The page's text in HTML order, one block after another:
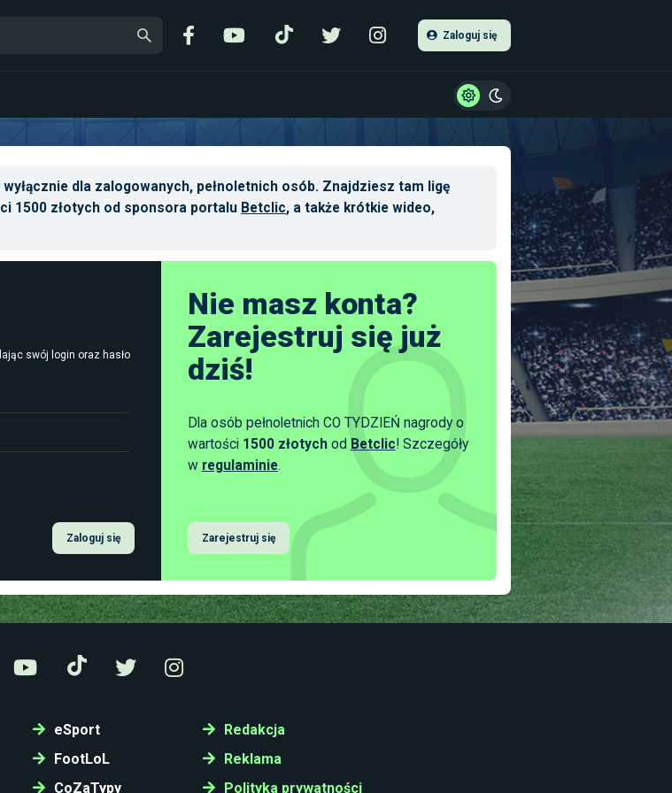
Zaloguj się
dla zalogowanych, pełnoletnich osób. Znajdziesz tam ligę
1500 złotych od sponsora portalu Betclic, a także krótkie wideo,
swój login oraz hasło
Zaloguj się
Nie masz konta?
Zarejestruj się już
dziś!
Dla osób pełnoletnich CO TYDZIEŃ nagrody o
wartości 1500 złotychod Betclic! Szczegóły
w regulaminie.
Zarejestruj się
eSport
FootLoL
CoZaTypy
Redakcja
Reklama
Polityka prywatności